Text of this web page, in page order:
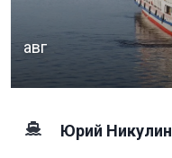
авг
Юрий Никулин